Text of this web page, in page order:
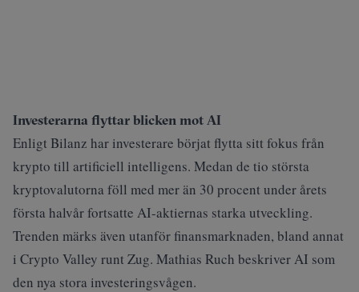
Investerarna flyttar blicken mot AI
Enligt Bilanz har investerare börjat flytta sitt fokus från
krypto till artificiell intelligens. Medan de tio största
kryptovalutorna föll med mer än 30 procent under årets
första halvår fortsatte AI-aktiernas starka utveckling.
Trenden märks även utanför finansmarknaden, bland annat
i Crypto Valley runt Zug. Mathias Ruch beskriver AI som
den nya stora investeringsvågen.